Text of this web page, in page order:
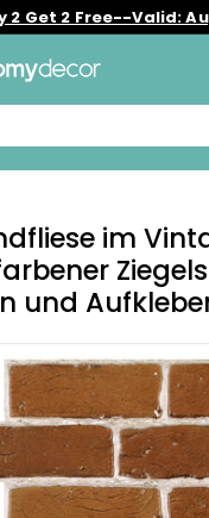
2 Get 2 Free--Valid:
im
und